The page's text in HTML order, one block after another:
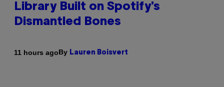
Library Built on Spotify’s
Dismantled Bones
11 hours agoBy Lauren Boisvert